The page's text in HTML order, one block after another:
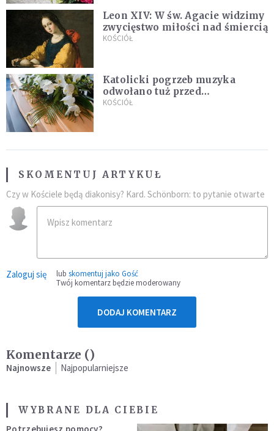
Leon XIV: W św. Agacie widzimy
zwycięstwo miłości nad śmiercią
KOŚCIÓŁ
Katolicki pogrzeb muzyka
odwołano tuż przed
uroczystością. Powodem była
KOŚCIÓŁ
SKOMENTUJ ARTYKUŁ
Czy w Kościele będą diakonisy? Kard. Schönborn: to pytanie otwarte
Zaloguj się lub skomentuj jako Gość
Twój komentarz będzie moderowany
DODAJ KOMENTARZ
Komentarze ()
Najnowsze Najpopularniejsze
WYBRANE DLA CIEBIE